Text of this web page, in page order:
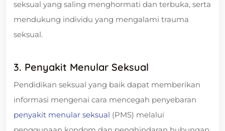
seksual yang saling menghormati dan terbuka, serta
mendukung individu yang mengalami trauma
seksual.
3. Penyakit Menular Seksual
Pendidikan seksual yang baik dapat memberikan
informasi mengenai cara mencegah penyebaran
penyakit menular seksual (PMS) melalui